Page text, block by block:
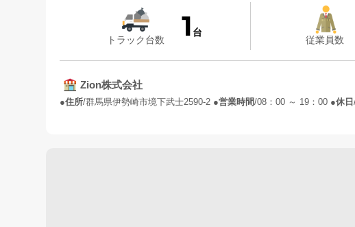
トラック台数 1 台
従業員数
Zion株式会社
住所 群馬県伊勢崎市境下武士2590-2 営業時間 08：00 ～ 19：00 休日